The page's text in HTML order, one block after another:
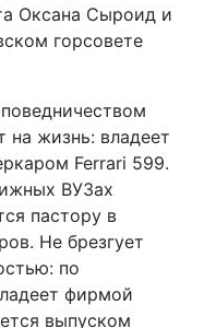
Оксана Сыроид и
горсовете
на жизнь: владеет
Ferrari 599.
ВУЗах
пастору в
Не брезгует
по
фирмой
выпуском